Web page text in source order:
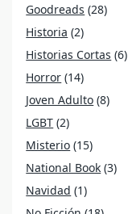
Goodreads (28)
Historia (2)
Historias Cortas (6)
Horror (14)
Joven Adulto (8)
LGBT (2)
Misterio (15)
National Book (3)
Navidad (1)